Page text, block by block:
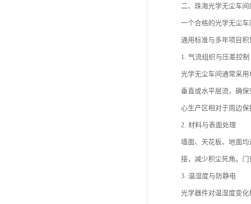
二、珠海光学无尘车
一个合格的光学无尘
通用标准与多年项目积
1. 气流组织与压差控制
光学无尘车间通常采
垂直或水平层流，确
心生产区相对于周边保
2. 材料与表面处理
墙面、天花板、地面
接，减少积尘死角。门
3. 温湿度与防静电
光学器件对温湿度变